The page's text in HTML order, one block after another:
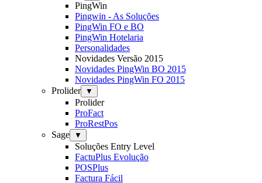
PingWin
Pingwin - As Soluções
PingWin FO e BO
PingWin Hotelaria
Personalidades
Novidades Versão 2015
Novidades PingWin BO 2015
Novidades PingWin FO 2015
Prolider
▼
Prolider
ProFact
ProRestPos
Sage
▼
Soluções Entry Level
FactuPlus Evolução
POSPlus
Factura Fácil